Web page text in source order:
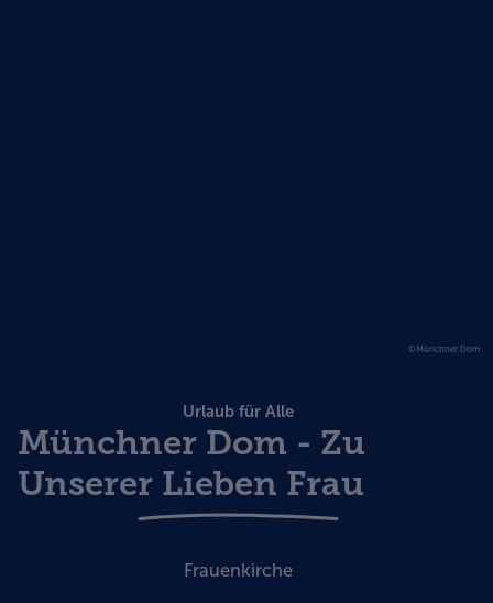
©Münchner Dom
Urlaub für Alle
Münchner Dom - Zu
Unserer Lieben Frau
Frauenkirche